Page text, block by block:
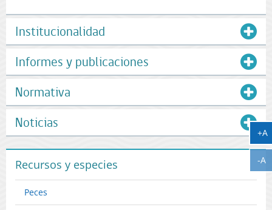
Institucionalidad
Informes y publicaciones
Normativa
Noticias
Recursos y especies
Peces
+A
-A